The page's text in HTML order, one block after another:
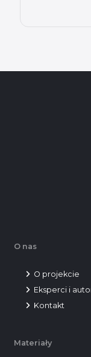
O nas
O projekcie
Eksperci i
Kontakt
Materiały